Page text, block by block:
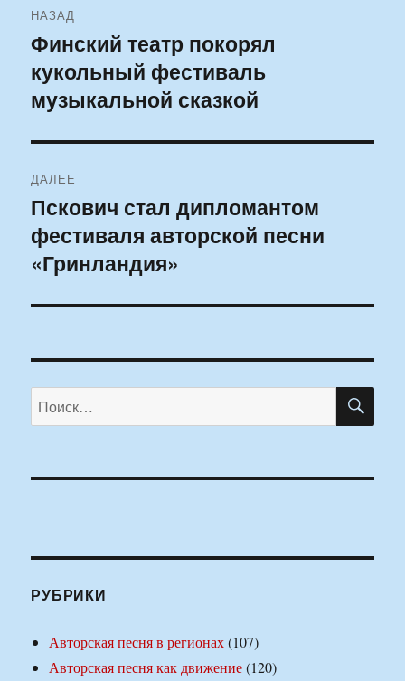
по
записям
НАЗАД
Предыдущая
запись:
Финский театр покорял
кукольный фестиваль
музыкальной сказкой
ДАЛЕЕ
Следующая
запись:
Пскович стал дипломантом
фестиваля авторской песни
«Гринландия»
Искать:
РУБРИКИ
Авторская песня в регионах(107)
Авторская песня как движение(120)